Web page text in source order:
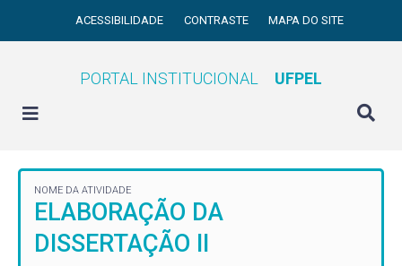
ACESSIBILIDADE CONTRASTE MAPA DO SITE
PORTAL INSTITUCIONAL UFPEL
NOME DA ATIVIDADE
ELABORAÇÃO DA
DISSERTAÇÃO II